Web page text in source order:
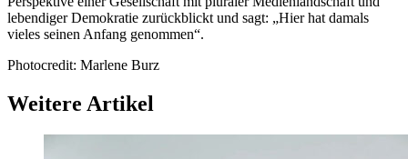
lebendiger Demokratie zurückblickt und sagt: „Hier hat damals
vieles seinen Anfang genommen“.
Photocredit: Marlene Burz
Weitere Artikel